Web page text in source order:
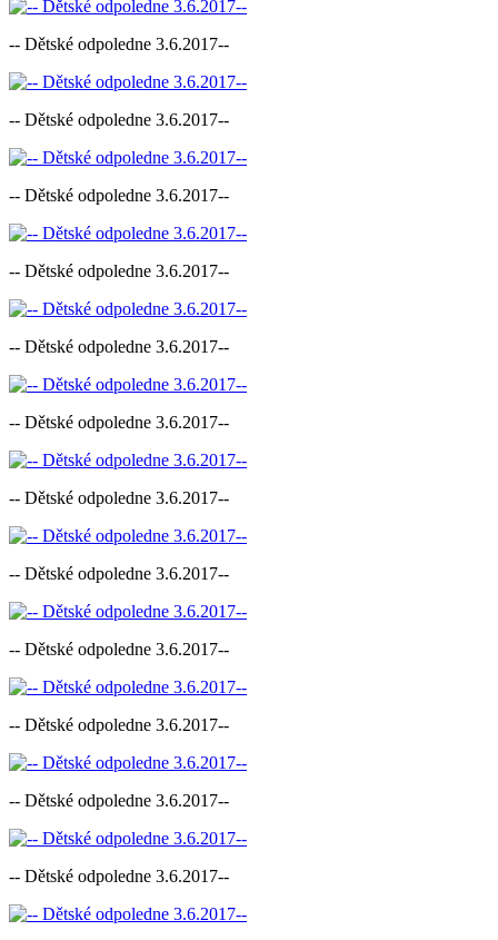
-- Dětské odpoledne 3.6.2017--
-- Dětské odpoledne 3.6.2017--
-- Dětské odpoledne 3.6.2017--
-- Dětské odpoledne 3.6.2017--
-- Dětské odpoledne 3.6.2017--
-- Dětské odpoledne 3.6.2017--
-- Dětské odpoledne 3.6.2017--
-- Dětské odpoledne 3.6.2017--
-- Dětské odpoledne 3.6.2017--
-- Dětské odpoledne 3.6.2017--
-- Dětské odpoledne 3.6.2017--
-- Dětské odpoledne 3.6.2017--